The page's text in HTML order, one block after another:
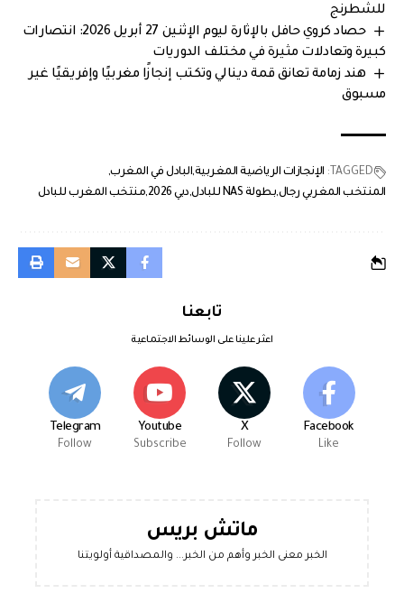
للشطرنج
حصاد كروي حافل بالإثارة ليوم الإثنين 27 أبريل 2026: انتصارات
كبيرة وتعادلات مثيرة في مختلف الدوريات
هند زمامة تعانق قمة دينالي وتكتب إنجازًا مغربيًا وإفريقيًا غير
مسبوق
TAGGED: الإنجازات الرياضية المغربيةالبادل في المغرب
المنتخب المغربي رجالبطولة NAS للبادل دبي 2026 منتخب المغرب للبادل
تابعنا
اعثر علينا على الوسائط الاجتماعية
Facebook
Like
X
Follow
Youtube
Subscribe
Telegram
Follow
ماتش بريس
الخبر معنى الخبر وأهم من الخبر... والمصداقية أولويتنا